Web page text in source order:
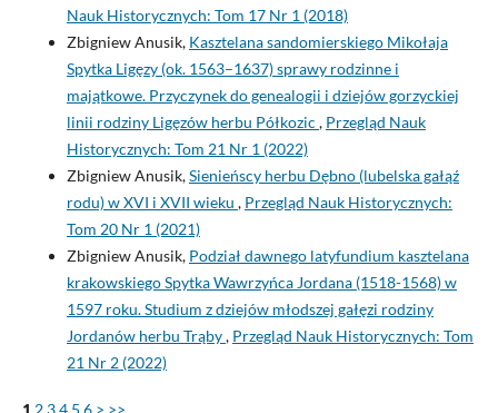
Nauk Historycznych: Tom 17 Nr 1 (2018)
Zbigniew Anusik, Kasztelana sandomierskiego Mikołaja
Spytka Ligęzy (ok. 1563–1637) sprawy rodzinne i
majątkowe. Przyczynek do genealogii i dziejów gorzyckiej
linii rodziny Ligęzów herbu Półkozic , Przegląd Nauk
Historycznych: Tom 21 Nr 1 (2022)
Zbigniew Anusik,Sienieńscy herbu Dębno (lubelska gałąź
rodu) w XVI i XVII wieku , Przegląd Nauk Historycznych:
Tom 20 Nr 1 (2021)
Zbigniew Anusik, Podział dawnego latyfundium kasztelana
krakowskiego Spytka Wawrzyńca Jordana (1518-1568) w
1597 roku. Studium z dziejów młodszej gałęzi rodziny
Jordanów herbu Trąby, Przegląd Nauk Historycznych: Tom
21 Nr 2 (2022)